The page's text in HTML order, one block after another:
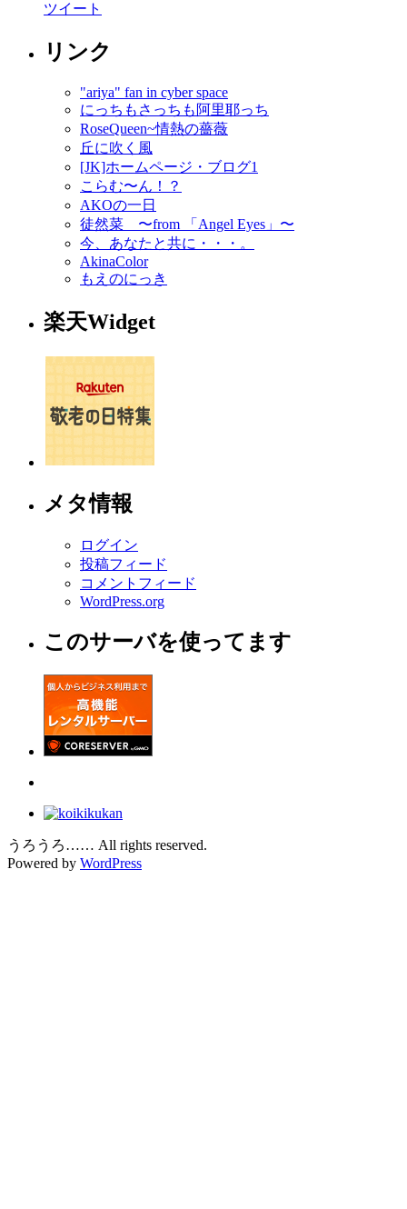
ツイート
リンク
"ariya" fan in cyber space
にっちもさっちも阿里耶っち
RoseQueen~情熱の薔薇
丘に吹く風
[JK]ホームページ・ブログ1
こらむ〜ん！？
AKOの一日
徒然菜 〜from 「Angel Eyes」〜
今、あなたと共に・・・。
AkinaColor
もえのにっき
楽天Widget
メタ情報
ログイン
投稿フィード
コメントフィード
WordPress.org
このサーバを使ってます
うろうろ…… All rights reserved.
Powered by WordPress